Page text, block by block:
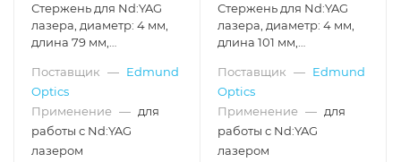
Стержень для Nd:YAG
лазера, диаметр: 4 мм,
длина 79 мм,
0.6%
Поставщик — Edmund
Optics
Применение — для
работы с Nd:YAG
лазером
Стержень для Nd:YAG
лазера, диаметр: 4 мм,
длина 101 мм,
0.6%
Поставщик — Edmund
Optics
Применение — для
работы с Nd:YAG
лазером